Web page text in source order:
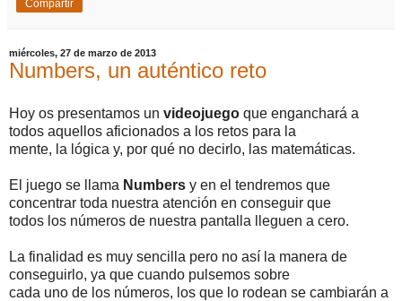
Compartir
miércoles, 27 de marzo de 2013
Numbers, un auténtico reto
Hoy os presentamos un videojuego que enganchará a
todos aquellos aficionados a los retos para la
mente, la lógica y, por qué no decirlo, las matemáticas.
El juego se llama Numbers y en el tendremos que
concentrar toda nuestra atención en conseguir que
todos los números de nuestra pantalla lleguen a cero.
La finalidad es muy sencilla pero no así la manera de
conseguirlo, ya que cuando pulsemos sobre
cada uno de los números, los que lo rodean se cambiarán a